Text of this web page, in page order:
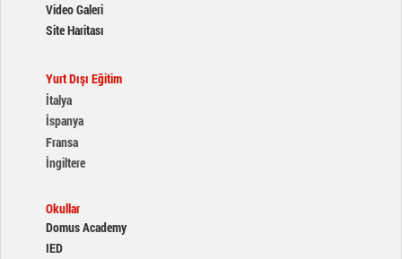
Video Galeri
Site Haritası
Yurt Dışı Eğitim
İtalya
İspanya
Fransa
İngiltere
Okullar
Domus Academy
IED